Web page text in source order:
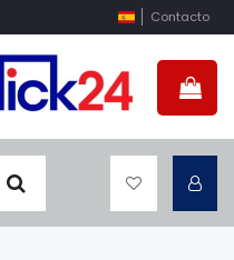
Contacto